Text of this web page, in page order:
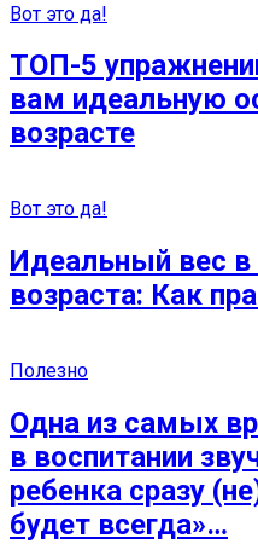
Вот это да!
ТОП-5
вам идеальную
возрасте
Вот это да!
Идеальный вес в
возраста: Как
Полезно
Одна из самых
в воспитании
ребенка сразу
будет всегда»…